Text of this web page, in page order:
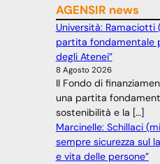
AGENSIR news
Università: Ramaciotti
partita fondamentale
degli Atenei”
8 Agosto 2026
Il Fondo di
una partita
sostenibilità e la […]
Marcinelle: Schillaci
sempre sicurezza sul
e vita delle persone”